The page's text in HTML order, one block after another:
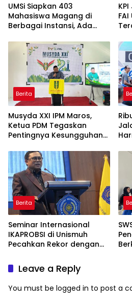
UMSi Siapkan 403
Mahasiswa Magang di
Berbagai Instansi, Ada
Taiwan
Berita
Musyda XXI IPM Maros,
Ketua PDM Tegaskan
Pentingnya Kesungguhan
Berita
Seminar Internasional
IKAPROBSI di Unismuh
Pecahkan Rekor dengan
Leave a Reply
You must be logged in to post a